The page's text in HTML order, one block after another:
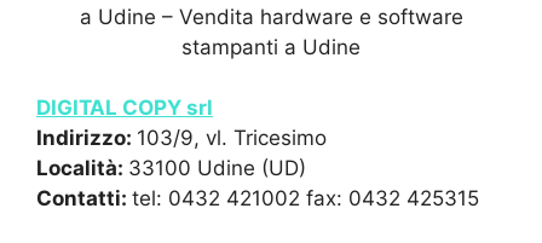
a Udine – Vendita hardware e software
stampanti a Udine
DIGITAL COPY srl
Indirizzo: 103/9, vl. Tricesimo
Località: 33100 Udine (UD)
Contatti: tel: 0432 421002 fax: 0432 425315